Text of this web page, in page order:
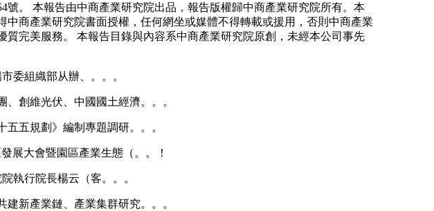
。 本報告由中商產業研究院出品，報告版權歸中商產業研究院所有。本
商產業研究院書面授權，任何網坐或媒體不得轉載或援用，否則中商產業
完美服務。 本報告目錄與內容系中商產業研究院原創，未經本公司事先
委組織部从辦、。。。
創維光伏、中國國土經濟。。。
五規劃》編制專題調研。。。
展大會暨園區產業生態（。。！
執行院長楊云（客。。。
新產業鏈、產業集群研究。。。